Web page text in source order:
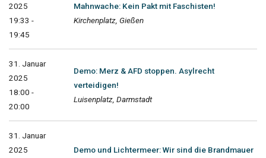
2025
19:33 -
19:45
Mahnwache: Kein Pakt mit Faschisten!
Kirchenplatz, Gießen
31. Januar
2025
18:00 -
20:00
Demo: Merz & AFD stoppen. Asylrecht
verteidigen!
Luisenplatz, Darmstadt
31. Januar
2025
Demo und Lichtermeer: Wir sind die Brandmauer